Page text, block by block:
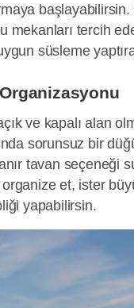
mekanları tercih
süsleme
ve kapalı alan
sorunsuz bir
tavan seçeneği
et, ister
yapabilirsin.